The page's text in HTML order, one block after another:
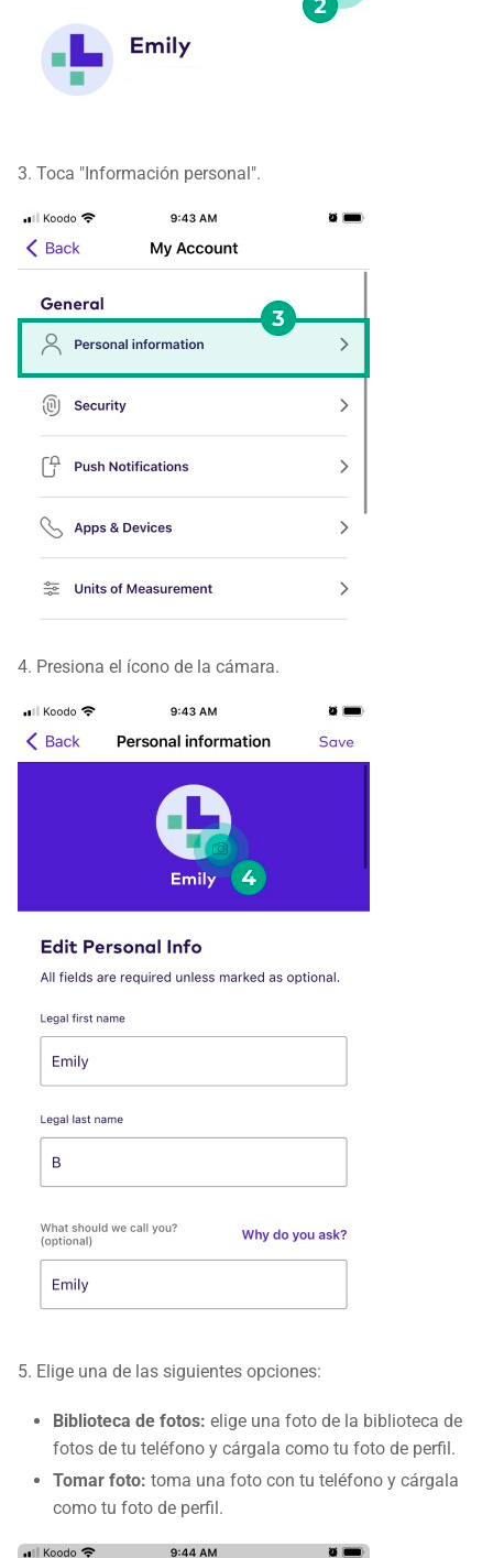
3. Toca "Información personal".
4. Presiona el ícono de la cámara.
5. Elige una de las siguientes opciones:
Biblioteca de fotos: elige una foto de la biblioteca de
fotos de tu teléfono y cárgala como tu foto de perfil.
Tomar foto: toma una foto con tu teléfono y cárgala
como tu foto de perfil.